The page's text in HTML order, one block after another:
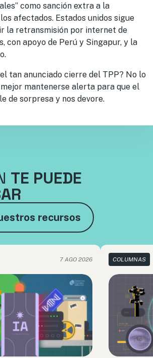
como sanción extra a la
afectados. Estados unidos sigue
la retransmisión por internet de
con apoyo de Perú y Singapur, y la
tan anunciado cierre del TPP? No lo
mantenerse alerta para que el
de sorpresa y nos devore.
TE PUEDE
recursos
7 AGO 2026 COLUMNAS